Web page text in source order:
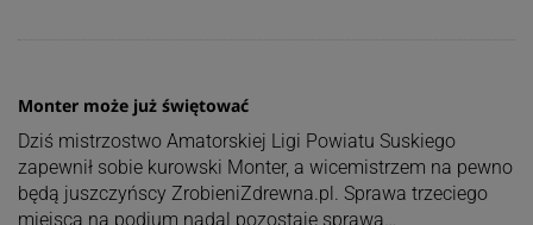
Monter może już świętować
Dziś mistrzostwo Amatorskiej Ligi Powiatu Suskiego
zapewnił sobie kurowski Monter, a wicemistrzem na pewno
będą juszczyńscy ZrobieniZdrewna.pl. Sprawa trzeciego
miejsca na podium nadal pozostaje sprawą…